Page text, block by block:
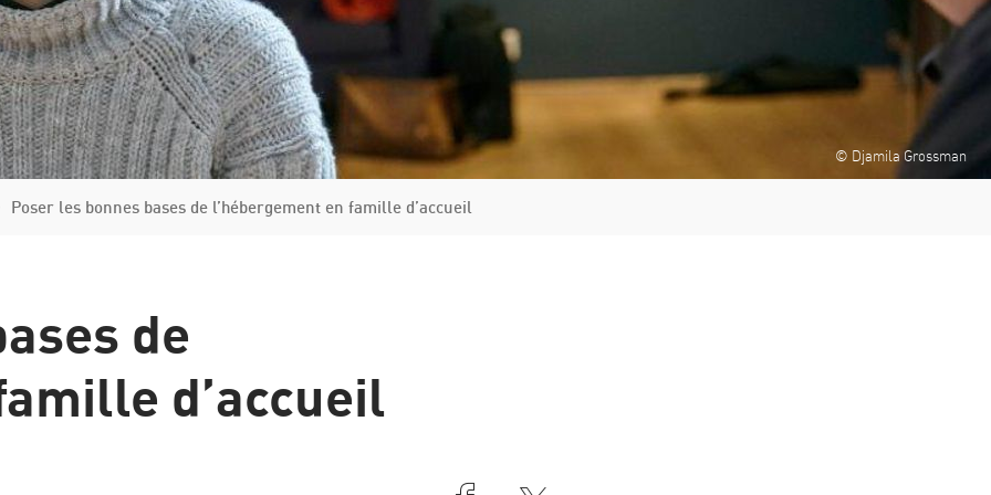
Italie
Grèce
Manuel de la procédure d'asile et de renvoi
© Djamila Grossman
Poser les bonnes bases de l’hébergement en famille d’accueil
de
d’accueil